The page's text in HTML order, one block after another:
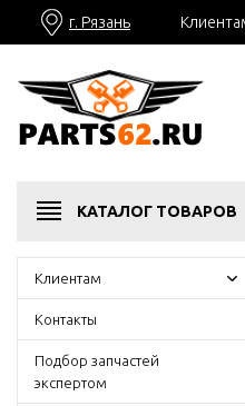
г. Рязань
КАТАЛОГ ТОВАРОВ
Клиентам
Контакты
Подбор запчастей
экспертом